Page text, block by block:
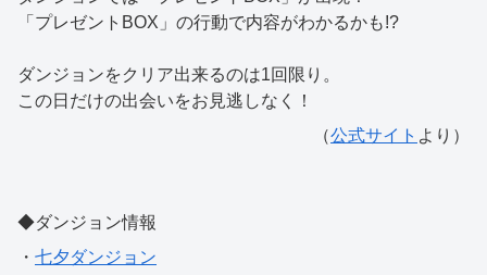
「プレゼントBOX」の行動で内容がわかるかも!?
ダンジョンをクリア出来るのは1回限り。
この日だけの出会いをお見逃しなく！
（公式サイト より）
◆ダンジョン情報
・ 七夕ダンジョン